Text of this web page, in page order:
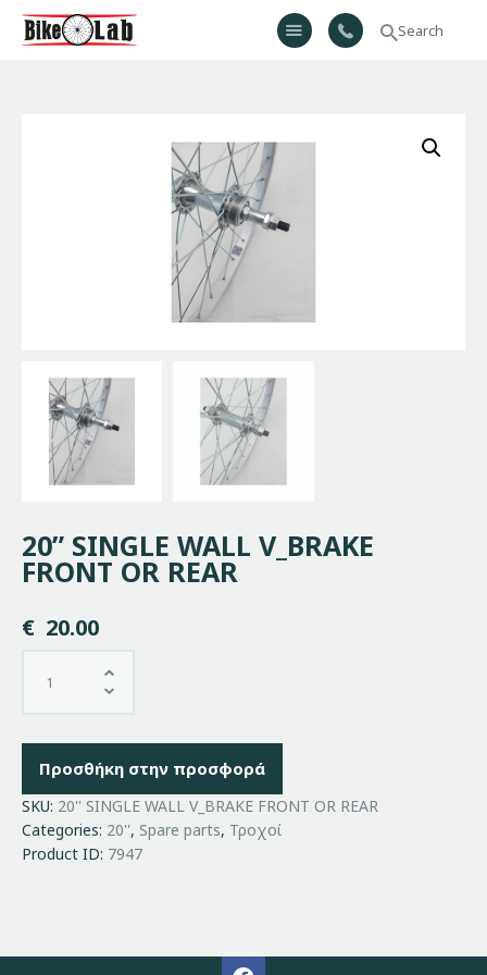
Bikelab
Σχετικά Με Εμάς
Προϊόντα
Υπηρεσίες
Επικοινωνία
H λίστα μου
20” SINGLE WALL V_BRAKE
FRONT OR REAR
€ 20.00
Προσθήκη στην προσφορά
SKU: 20'' SINGLE WALL V_BRAKE FRONT OR REAR
Categories: 20'', Spare parts, Τροχοί
Product ID: 7947